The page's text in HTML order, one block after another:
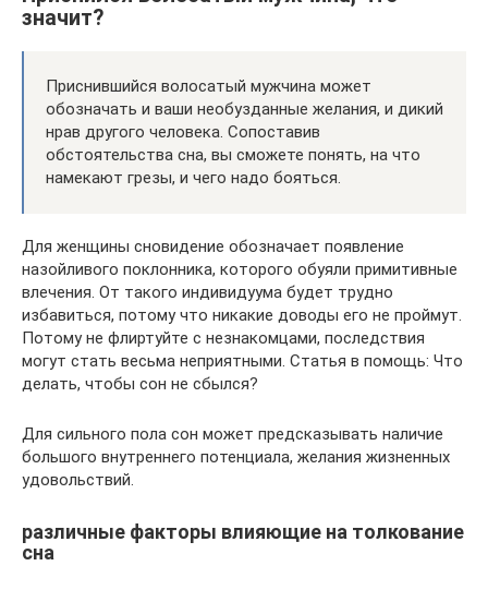
значит?
Приснившийся волосатый мужчина может
обозначать и ваши необузданные желания, и дикий
нрав другого человека. Сопоставив
обстоятельства сна, вы сможете понять, на что
намекают грезы, и чего надо бояться.
Для женщины сновидение обозначает появление
назойливого поклонника, которого обуяли примитивные
влечения. От такого индивидуума будет трудно
избавиться, потому что никакие доводы его не проймут.
Потому не флиртуйте с незнакомцами, последствия
могут стать весьма неприятными. Статья в помощь: Что
делать, чтобы сон не сбылся?
Для сильного пола сон может предсказывать наличие
большого внутреннего потенциала, желания жизненных
удовольствий.
различные факторы влияющие на толкование
сна